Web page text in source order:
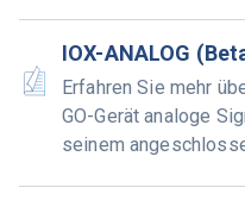
IOX-ANALOG
Erfahren Sie mehr
GO-Gerät analoge
seinem